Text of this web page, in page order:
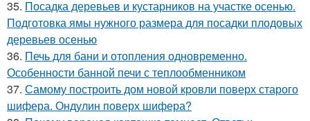
35. Посадка деревьев и кустарников на участке осенью.
Подготовка ямы нужного размера для посадки плодовых
деревьев осенью
36. Печь для бани и отопления одновременно.
Особенности банной печи с теплообменником
37. Самому построить дом новой кровли поверх старого
шифера. Ондулин поверх шифера?